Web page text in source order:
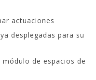
actuaciones
desplegadas para su
de espacios de